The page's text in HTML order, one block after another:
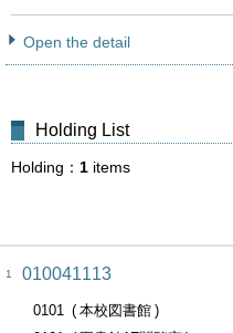
Open the detail
Holding List
Holding 1 items
1 010041113
0101
本校図書館